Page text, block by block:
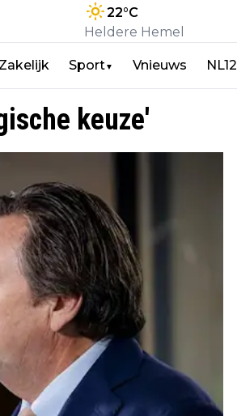
22°C
Heldere Hemel
Zakelijk Sport▼ Vnieuws NL12
keuze'